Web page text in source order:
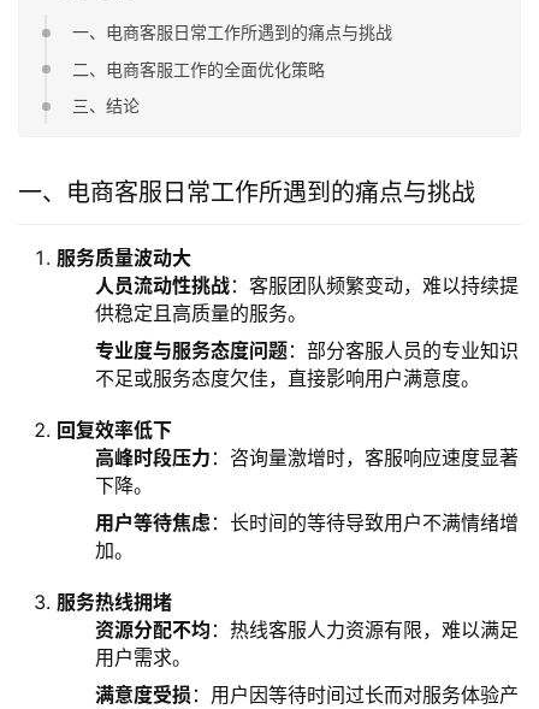
一、电商客服日常工作所遇到的痛点与挑战
二、电商客服工作的全面优化策略
三、结论
一、电商客服日常工作所遇到的痛点与挑战
服务质量波动大
人员流动性挑战：客服团队频繁变动，难以持续提
供稳定且高质量的服务。
专业度与服务态度问题：部分客服人员的专业知识
不足或服务态度欠佳，直接影响用户满意度。
回复效率低下
高峰时段压力 ：咨询量激增时，客服响应速度显著
下降。
用户等待焦虑：长时间的等待导致用户不满情绪增
加。
服务热线拥堵
资源分配不均 ：热线客服人力资源有限，难以满足
用户需求。
满意度受损 ：用户因等待时间过长而对服务体验产